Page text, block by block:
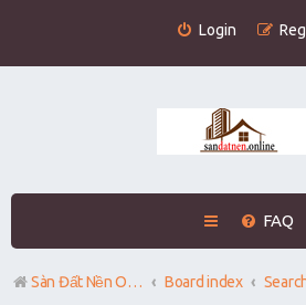
Login
FAQ
Sàn Đất Nền Online Board index